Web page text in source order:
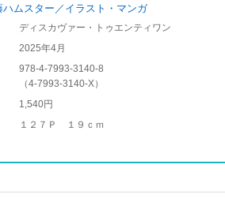
ムスター／イラスト・マンガ
ディスカヴァー・トゥエンティワン
2025年4月
978-4-7993-3140-8
（4-7993-3140-X）
1,540円
１２７Ｐ １９ｃｍ